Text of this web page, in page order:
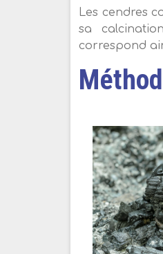
Les cendres
sa
correspond